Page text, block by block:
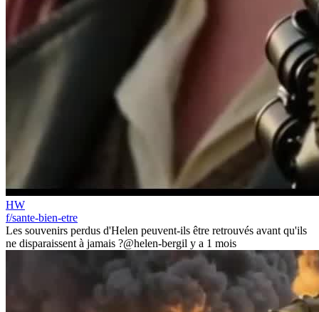
HW
f/sante-bien-etre
Les souvenirs perdus d'Helen peuvent-ils être retrouvés avant qu'ils
ne disparaissent à jamais ?@helen-bergil y a 1 mois